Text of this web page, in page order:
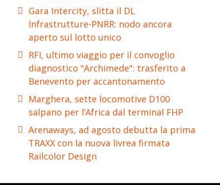
Gara Intercity, slitta il DL
Infrastrutture-PNRR: nodo ancora
aperto sul lotto unico
RFI, ultimo viaggio per il convoglio
diagnostico "Archimede": trasferito a
Benevento per accantonamento
Marghera, sette locomotive D100
salpano per l’Africa dal terminal FHP
Arenaways, ad agosto debutta la prima
TRAXX con la nuova livrea firmata
Railcolor Design